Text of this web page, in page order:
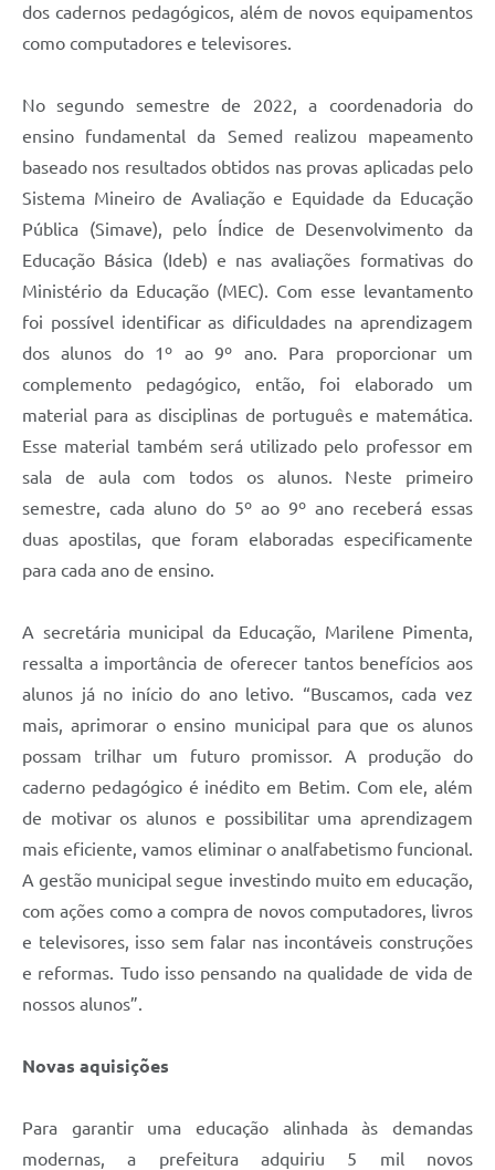
dos cadernos pedagógicos, além de novos equipamentos
como computadores e televisores.
No segundo semestre de 2022, a coordenadoria do
ensino fundamental da Semed realizou mapeamento
baseado nos resultados obtidos nas provas aplicadas pelo
Sistema Mineiro de Avaliação e Equidade da Educação
Pública (Simave), pelo Índice de Desenvolvimento da
Educação Básica (Ideb) e nas avaliações formativas do
Ministério da Educação (MEC). Com esse levantamento
foi possível identificar as dificuldades na aprendizagem
dos alunos do 1º ao 9º ano. Para proporcionar um
complemento pedagógico, então, foi elaborado um
material para as disciplinas de português e matemática.
Esse material também será utilizado pelo professor em
sala de aula com todos os alunos. Neste primeiro
semestre, cada aluno do 5º ao 9º ano receberá essas
duas apostilas, que foram elaboradas especificamente
para cada ano de ensino.
A secretária municipal da Educação, Marilene Pimenta,
ressalta a importância de oferecer tantos benefícios aos
alunos já no início do ano letivo. “Buscamos, cada vez
mais, aprimorar o ensino municipal para que os alunos
possam trilhar um futuro promissor. A produção do
caderno pedagógico é inédito em Betim. Com ele, além
de motivar os alunos e possibilitar uma aprendizagem
mais eficiente, vamos eliminar o analfabetismo funcional.
A gestão municipal segue investindo muito em educação,
com ações como a compra de novos computadores, livros
e televisores, isso sem falar nas incontáveis construções
e reformas. Tudo isso pensando na qualidade de vida de
nossos alunos”.
Novas aquisições
Para garantir uma educação alinhada às demandas
modernas, a prefeitura adquiriu 5 mil novos